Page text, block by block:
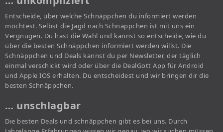
Entscheide, über welche Schnäppchen du informiert werden
möchtest. Selbst die Jagd nach Schnäppchen ist mit uns ein
Vergnügen. Du hast die Wahl und kannst so entscheide, wie du
über die besten Schnäppchen informiert werden willst. Die
Schnäppchen und Deals kannst du per Newsletter, der täglich
einmal verschickt wird oder über die DealGott App für Android
und Apple IOS erhalten. Du entscheidest und wir bringen dir die
besten Schnäppchen.
… unschlagbar
Die besten Deals und schnäppchen gibt es bei uns. Durch